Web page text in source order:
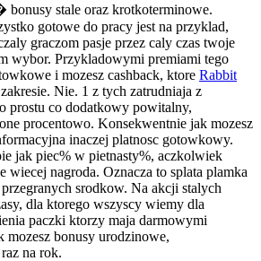
stale oraz krotkoterminowe.
gotowe do pracy jest na przyklad,
graczom pasje przez caly czas twoje
wybor. Przykladowymi premiami tego
i mozesz cashback, ktore Rabbit
Nie. 1 z tych zatrudniaja z
prostu co dodatkowy powitalny,
procentowo. Konsekwentnie jak mozesz
inaczej platnosc gotowkowy.
jak piec% w pietnasty%, aczkolwiek
wiecej nagroda. Oznacza to splata plamka
srodkow. Na akcji stalych
dla ktorego wszyscy wiemy dla
paczki ktorzy maja darmowymi
mozesz bonusy urodzinowe,
na rok.